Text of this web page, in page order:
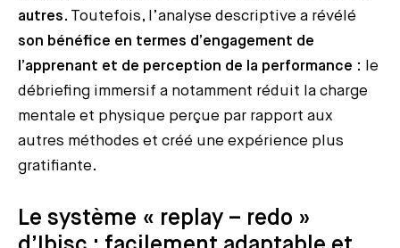
autres. Toutefois, l’analyse descriptive a révélé
son bénéfice en termes d’engagement de
l’apprenant et de perception de la performance : le
débriefing immersif a notamment réduit la charge
mentale et physique perçue par rapport aux
autres méthodes et créé une expérience plus
gratifiante.
Le système « replay – redo »